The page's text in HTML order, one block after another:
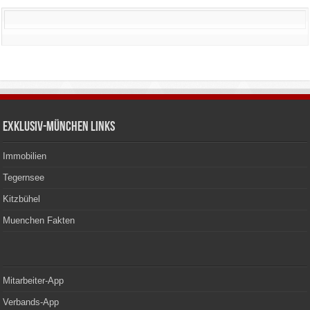
Exklusiv-München Links
Immobilien
Tegernsee
Kitzbühel
Muenchen Fakten
Mitarbeiter-App
Verbands-App